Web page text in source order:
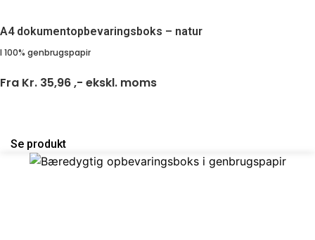
A4 dokumentopbevaringsboks – natur
I 100% genbrugspapir
Fra Kr. 35,96 ,- ekskl. moms
Se produkt